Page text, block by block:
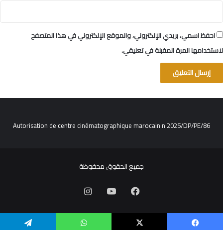
احفظ اسمي، بريدي الإلكتروني، والموقع الإلكتروني في هذا المتصفح
لاستخدامها المرة المقبلة في تعليقي.
Autorisation de centre cinématographique marocain n 2025/DP/PE/86
جميع الحقوق محفوظة
فيسبوك‫YouTubeانستقرام